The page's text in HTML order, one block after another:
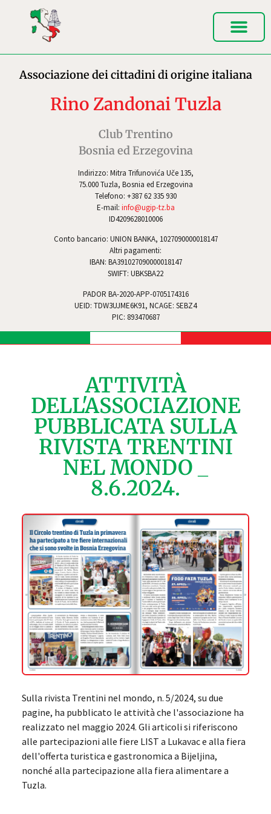
Indirizzo: Mitra Trifunovića Uče 135,
75.000 Tuzla, Bosnia ed Erzegovina
Telefono: +387 62 335 930
E-mail: info@ugip-tz.ba
ID4209628010006
Conto bancario: UNION BANKA, 1027090000018147
Altri pagamenti:
IBAN: BA391027090000018147
SWIFT: UBKSBA22
PADOR BA-2020-APP-0705174316
UEID: TDW3UJME6K91, NCAGE: SEBZ4
PIC: 893470687
Associazione dei cittadini di origine italiana
Rino Zandonai Tuzla
Club Trentino
Bosnia ed Erzegovina
ATTIVITÀ
DELL'ASSOCIAZIONE
PUBBLICATA SULLA
RIVISTA TRENTINI
NEL MONDO _
8.6.2024.
Sulla rivista Trentini nel mondo, n. 5/2024, su due
pagine, ha pubblicato le attività che l'associazione ha
realizzato nel maggio 2024. Gli articoli si riferiscono
alle partecipazioni alle fiere LIST a Lukavac e alla fiera
dell'offerta turistica e gastronomica a Bijeljina,
nonché alla partecipazione alla fiera alimentare a
Tuzla.